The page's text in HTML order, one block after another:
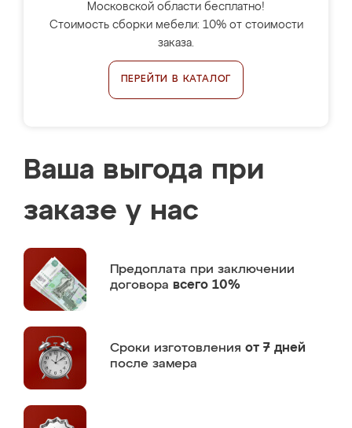
Московской области бесплатно!
Стоимость сборки мебели: 10% от стоимости
заказа.
ПЕРЕЙТИ В КАТАЛОГ
Ваша выгода при
заказе у нас
Предоплата при заключении
договора всего 10%
Сроки изготовления от 7 дней
после замера